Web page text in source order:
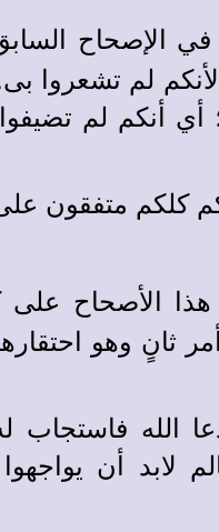
لم
لم تضيفوا
متفقون
الأصحاح على
ثانٍ وهو
الله فاستجاب
لابد أن